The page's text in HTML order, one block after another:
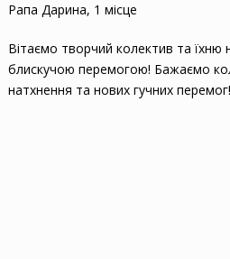
Рапа Дарина, 1 місце
Вітаємо творчий колектив та їхню
блискучою перемогою! Бажаємо
натхнення та нових гучних перемог!